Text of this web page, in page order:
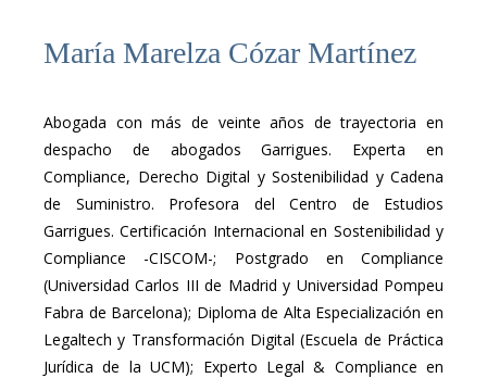
María Marelza Cózar Martínez
Abogada con más de veinte años de trayectoria en
despacho de abogados Garrigues. Experta en
Compliance, Derecho Digital y Sostenibilidad y Cadena
de Suministro. Profesora del Centro de Estudios
Garrigues. Certificación Internacional en Sostenibilidad y
Compliance -CISCOM-; Postgrado en Compliance
(Universidad Carlos III de Madrid y Universidad Pompeu
Fabra de Barcelona); Diploma de Alta Especialización en
Legaltech y Transformación Digital (Escuela de Práctica
Jurídica de la UCM); Experto Legal & Compliance en